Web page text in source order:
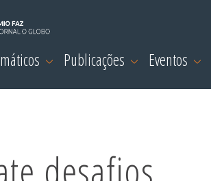
Publicações Eventos
desafios